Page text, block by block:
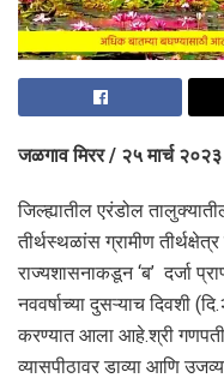
जळगाव मिरर / २५ मार्च
जिल्ह्यातील एरंडोल
तीर्थस्थळांस ग्रामीण
राज्यशासनाकडून ‘ब’ दर्जा
नववर्षाच्या दुसऱ्याच दिवशी
करण्यात आला आहे.श्री
व्यासपीठावर डाव्या आणि